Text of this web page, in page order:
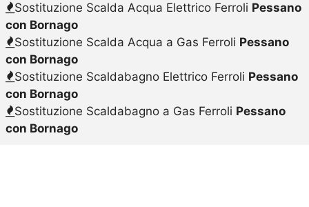
Sostituzione Scalda Acqua Elettrico Ferroli Pessano
con Bornago
Sostituzione Scalda Acqua a Gas Ferroli Pessano
con Bornago
Sostituzione Scaldabagno Elettrico Ferroli Pessano
con Bornago
Sostituzione Scaldabagno a Gas Ferroli Pessano
con Bornago